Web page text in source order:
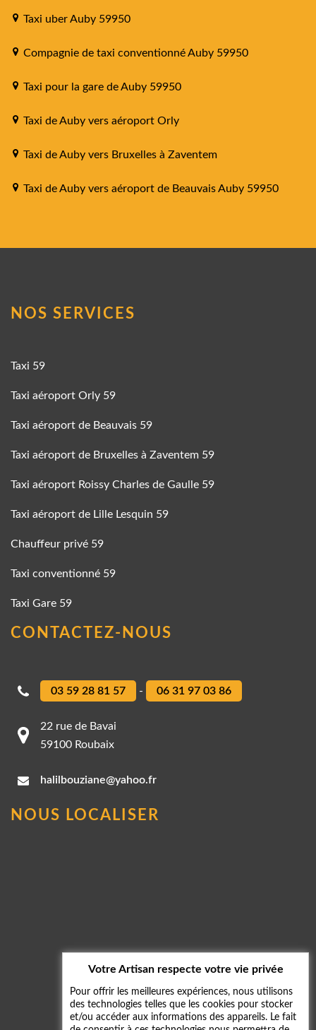
Taxi uber Auby 59950
Compagnie de taxi conventionné Auby 59950
Taxi pour la gare de Auby 59950
Taxi de Auby vers aéroport Orly
Taxi de Auby vers Bruxelles à Zaventem
Taxi de Auby vers aéroport de Beauvais Auby 59950
NOS SERVICES
Taxi 59
Taxi aéroport Orly 59
Taxi aéroport de Beauvais 59
Taxi aéroport de Bruxelles à Zaventem 59
Taxi aéroport Roissy Charles de Gaulle 59
Taxi aéroport de Lille Lesquin 59
Chauffeur privé 59
Taxi conventionné 59
Taxi Gare 59
CONTACTEZ-NOUS
03 59 28 81 57 - 06 31 97 03 86
22 rue de Bavai
59100 Roubaix
halilbouziane@yahoo.fr
NOUS LOCALISER
Votre Artisan respecte votre vie privée
Pour offrir les meilleures expériences, nous utilisons
des technologies telles que les cookies pour stocker
et/ou accéder aux informations des appareils. Le fait